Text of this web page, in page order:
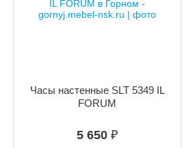
Часы настенные SLT 5349 IL
FORUM
5 650 ₽